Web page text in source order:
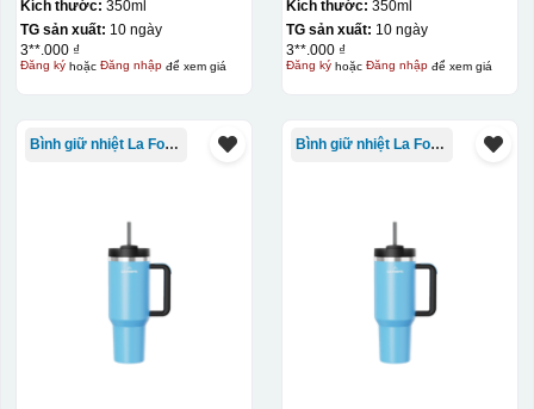
Kích thước: 350ml
TG sản xuất: 10 ngày
3**.000 ₫
Đăng kýhoặc Đăng nhậpđể xem giá
Kích thước: 350ml
TG sản xuất: 10 ngày
3**.000 ₫
Đăng kýhoặc Đăng nhậpđể xem giá
Bình giữ nhiệt La Fonte Bình giữ nhiệt La Fonte